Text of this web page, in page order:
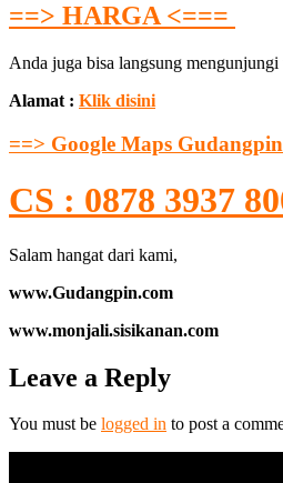
==> HARGA <===
Anda juga bisa langsung
Alamat : Klik disini
==> Google Maps
CS : 0878 3937
Salam hangat dari kami,
www.Gudangpin.com
www.monjali.sisikanan.com
Leave a Reply
You must be logged in to post a